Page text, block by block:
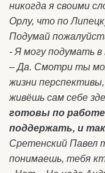
никогда я своими
Орлу, что по
Подумай
- Я могу подумать
– Да. Смотри ты
жизни
живёшь сам себе
готовы по
поддержать, и
Сретенский Павел
понимаешь, тебя